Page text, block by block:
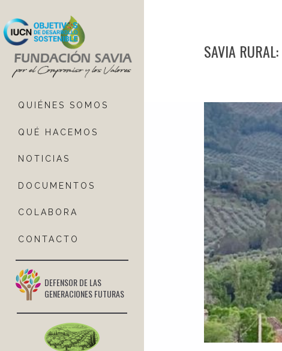
QUIÉNES SOMOS
QUÉ HACEMOS
NOTICIAS
DOCUMENTOS
COLABORA
CONTACTO
DEFENSOR DE LAS
GENERACIONES FUTURAS
SAVIA